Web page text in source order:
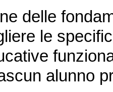
delle
le
alunno